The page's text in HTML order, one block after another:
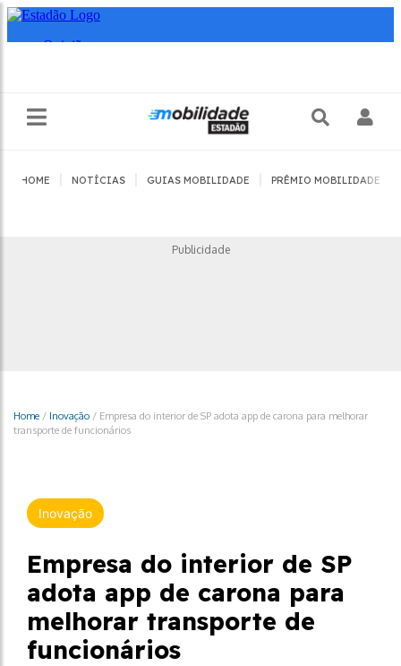
HOME NOTÍCIAS GUIAS MOBILIDADE PRÊMIO MOBILIDADE
Publicidade
Home / Inovação / Empresa do interior de SP adota app de carona para melhorar
transporte de funcionários
Inovação
Empresa do interior de SP
adota app de carona para
melhorar transporte de
funcionários